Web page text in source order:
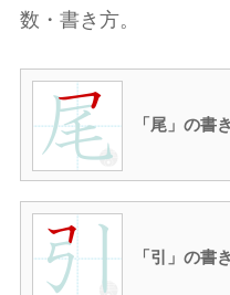
数・書き方。
「尾」の書
「引」の書